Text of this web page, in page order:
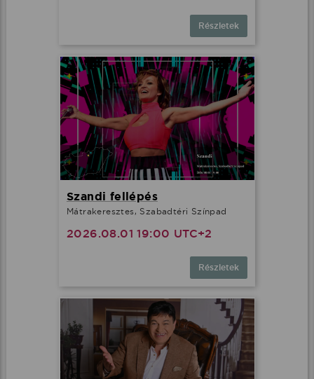
Részletek
Szandi fellépés
Mátrakeresztes, Szabadtéri Színpad
2026.08.01 19:00 UTC+2
Részletek